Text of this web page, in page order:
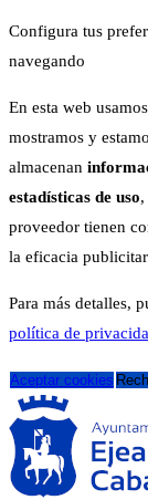
Configura tus
navegando
En esta web
mostramos y
almacenan
estadísticas de uso
proveedor tienen
la eficacia
Para más detalles,
política de
Aceptar cookies